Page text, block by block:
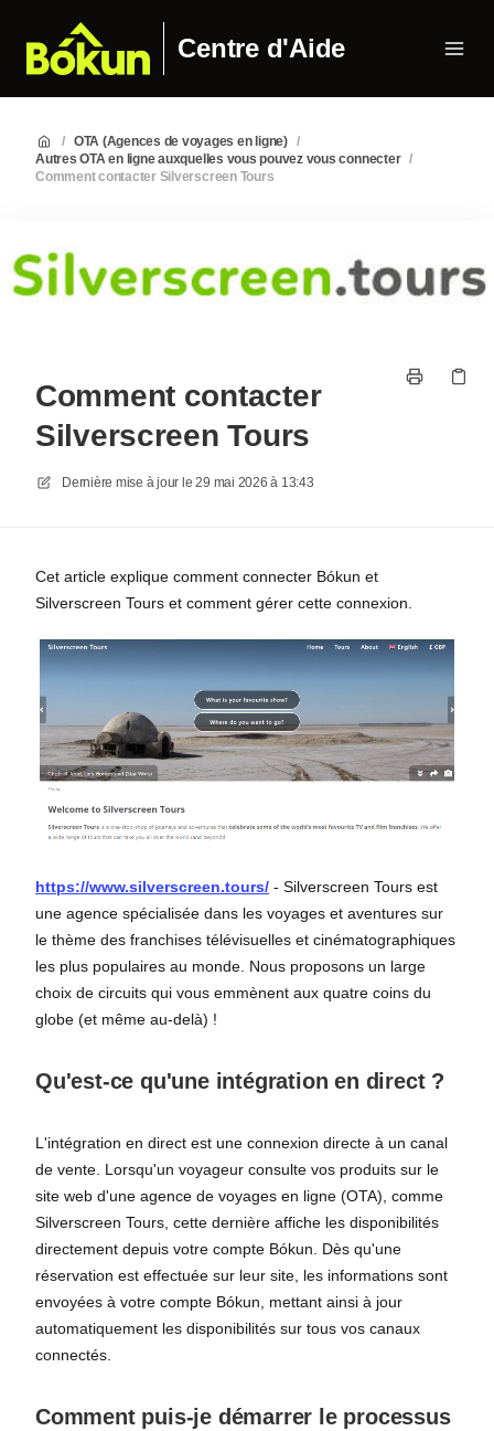
Centre d'Aide
/ OTA (Agences de voyages en ligne) /
Autres OTA en ligne auxquelles vous pouvez vous connecter /
Comment contacter Silverscreen Tours
Comment contacter
Silverscreen Tours
Dernière mise à jour le 29 mai 2026 à 13:43
Cet article explique comment connecter Bókun et
Silverscreen Tours et comment gérer cette connexion.
https://www.silverscreen.tours/ - Silverscreen Tours est
une agence spécialisée dans les voyages et aventures sur
le thème des franchises télévisuelles et cinématographiques
les plus populaires au monde. Nous proposons un large
choix de circuits qui vous emmènent aux quatre coins du
globe (et même au-delà) !
Qu'est-ce qu'une intégration en direct ?
L'intégration en direct est une connexion directe à un canal
de vente. Lorsqu'un voyageur consulte vos produits sur le
site web d'une agence de voyages en ligne (OTA), comme
Silverscreen Tours, cette dernière affiche les disponibilités
directement depuis votre compte Bókun. Dès qu'une
réservation est effectuée sur leur site, les informations sont
envoyées à votre compte Bókun, mettant ainsi à jour
automatiquement les disponibilités sur tous vos canaux
connectés.
Comment puis-je démarrer le processus